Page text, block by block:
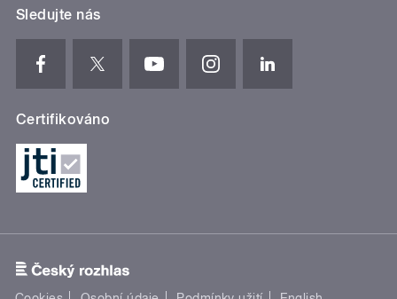
Sledujte nás
Certifikováno